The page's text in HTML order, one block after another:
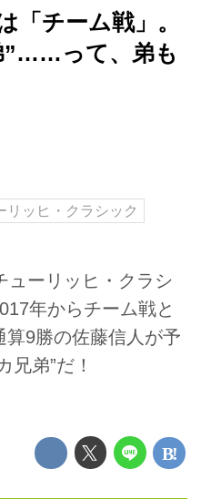
「チーム戦」。
”……って、弟も
リッヒ・クラシック
ューリッヒ・クラシ
年からチーム戦と
9勝の佐藤信人が予
兄弟”だ！